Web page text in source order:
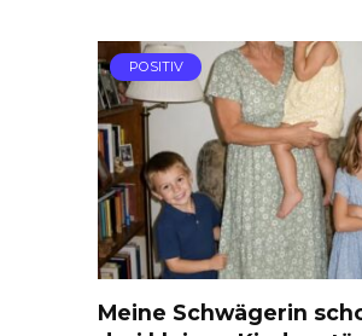
POSITIV
Meine Schwägerin